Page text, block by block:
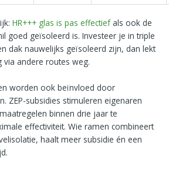
HR+++ glas is pas effectiefals ook de
goed geïsoleerd is. Investeer je in triple
dak nauwelijks geïsoleerd zijn, dan lekt
andere routes weg.
worden ook beïnvloed door
ZEP-subsidies stimuleren eigenaren
binnen drie jaar te
effectiviteit. Wie ramen combineert
haalt meer subsidie én een